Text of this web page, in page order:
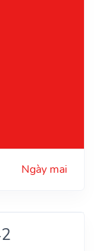
Ngày mai